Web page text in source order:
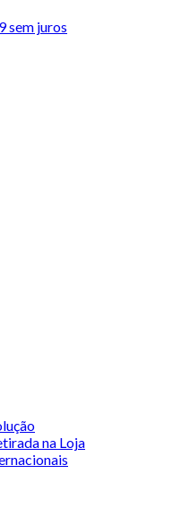
sem juros
na Loja